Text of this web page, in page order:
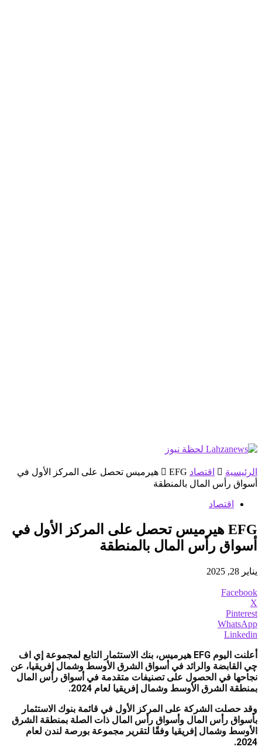
الرئيسية اقتصاد
EFG هيرميس تحصل على المركز الأول في
أسواق رأس المال بالمنطقة
اقتصاد
EFG هيرميس تحصل على المركز الأول في
أسواق رأس المال بالمنطقة
يناير 28, 2025
Facebook
X
Pinterest
WhatsApp
Linkedin
أعلنت اليوم EFG هيرميس، بنك الاستثمار التابع لمجموعة إي اف
چي القابضة والرائد في أسواق الشرق الأوسط وشمال إفريقيا، عن
نجاحها في الحصول على تصنيفات متقدمة في أسواق رأس المال
بمنطقة الشرق الأوسط وشمال إفريقيا لعام 2024.
وقد حصلت الشركة على المركز الأول في قائمة بنوك الاستثمار
بأسواق رأس المال وأسواق رأس المال ذات الصلة بمنطقة الشرق
الأوسط وشمال إفريقيا وفقًا لتقرير مجموعة بورصة لندن لعام
2024.